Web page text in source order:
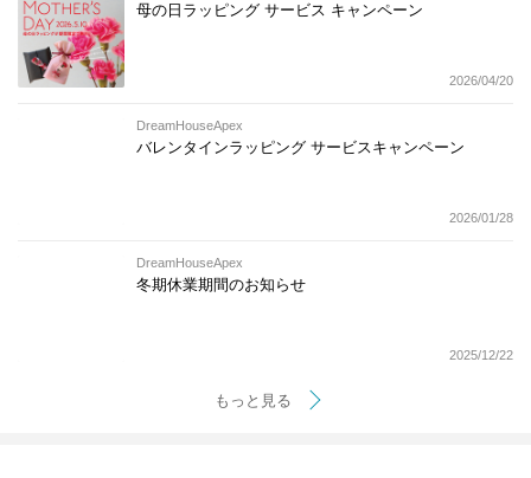
母の日ラッピング サービス キャンペーン
2026/04/20
DreamHouseApex
バレンタインラッピング サービスキャンペーン
2026/01/28
DreamHouseApex
冬期休業期間のお知らせ
2025/12/22
もっと見る